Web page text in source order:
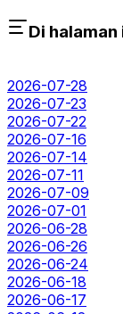
Di halaman
2026-07-28
2026-07-23
2026-07-22
2026-07-16
2026-07-14
2026-07-11
2026-07-09
2026-07-01
2026-06-28
2026-06-26
2026-06-24
2026-06-18
2026-06-17